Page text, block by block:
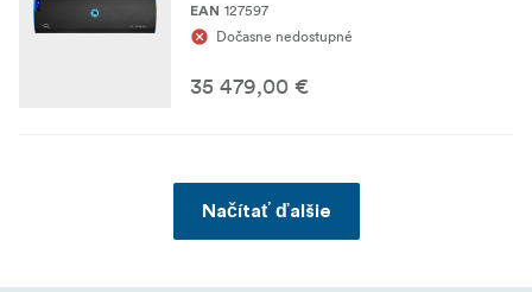
EAN 127597
Dočasne nedostupné
35 479,00 €
Načítať ďalšie